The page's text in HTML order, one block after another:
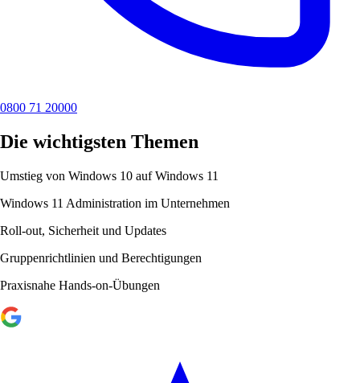
0800 71 20000
Die wichtigsten Themen
Umstieg von Windows 10 auf Windows 11
Windows 11 Administration im Unternehmen
Roll-out, Sicherheit und Updates
Gruppenrichtlinien und Berechtigungen
Praxisnahe Hands-on-Übungen